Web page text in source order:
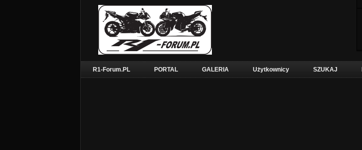
R1-Forum.PL PORTAL GALERIA Użytkownicy SZUKAJ